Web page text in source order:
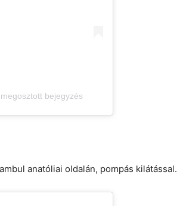
bejegyzés
anatóliai oldalán, pompás kilátással.